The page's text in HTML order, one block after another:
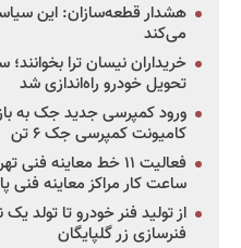
هشدار قطعه‌سازان: این
می‌کند
خریداران نیسان ترا بخوانند؛
تحویل خودرو راه‌اندازی شد
ورود کمپرسی جدید جک به
کامیونت کمپرسی جک ۶ تن
فعالیت ۱۱ خط معاینه
ساعت کار مراکز معاینه فنی
از تولید فنر خودرو تا تولد
فنرسازی زر گلپایگان